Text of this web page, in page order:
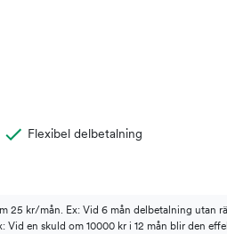
Flexibel delbetalning
kr/mån. Ex: Vid 6 mån delbetalning utan
en skuld om 10000 kr i 12 mån blir den